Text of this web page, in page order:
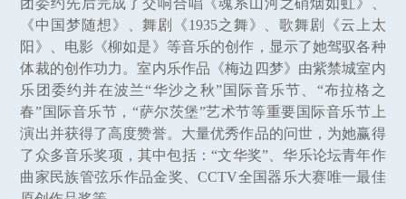
团委约先后完成了交响合唱《魂系山河之硝烟如虹》、
《中国梦随想》、舞剧《1935之舞》、歌舞剧《云上太
阳》、电影《柳如是》等音乐的创作，显示了她驾驭各种
体裁的创作功力。室内乐作品《梅边四梦》由紫禁城室内
乐团委约并在波兰“华沙之秋”国际音乐节、“布拉格之
春”国际音乐节，“萨尔茨堡”艺术节等重要国际音乐节上
演出并获得了高度赞誉。大量优秀作品的问世，为她赢得
了众多音乐奖项，其中包括：“文华奖”、华乐论坛青年作
曲家民族管弦乐作品金奖、CCTV全国器乐大赛唯一最佳